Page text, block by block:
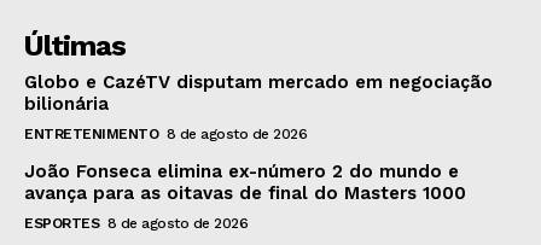
Últimas
Globo e CazéTV disputam mercado em negociação
bilionária
ENTRETENIMENTO 8 de agosto de 2026
João Fonseca elimina ex-número 2 do mundo e
avança para as oitavas de final do Masters 1000
ESPORTES 8 de agosto de 2026